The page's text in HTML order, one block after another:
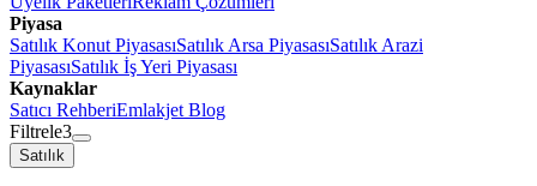
Piyasa
Satılık Konut PiyasasıSatılık Arsa PiyasasıSatılık Arazi
PiyasasıSatılık İş Yeri Piyasası
Kaynaklar
Satıcı RehberiEmlakjet Blog
Filtrele3
Satılık